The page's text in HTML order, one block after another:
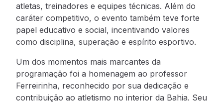
atletas, treinadores e equipes técnicas. Além do
caráter competitivo, o evento também teve forte
papel educativo e social, incentivando valores
como disciplina, superação e espírito esportivo.
Um dos momentos mais marcantes da
programação foi a homenagem ao professor
Ferreirinha, reconhecido por sua dedicação e
contribuição ao atletismo no interior da Bahia. Seu